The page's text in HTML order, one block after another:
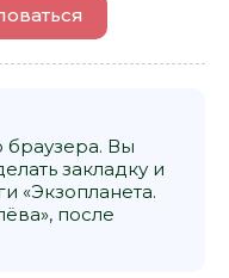
браузера. Вы
закладку и
«Экзопланета.
после